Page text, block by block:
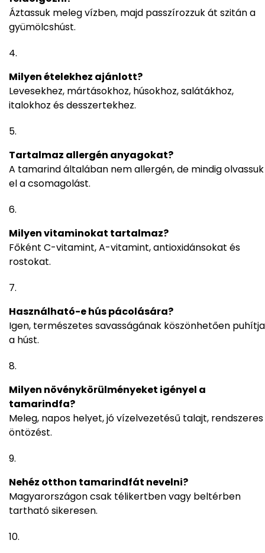
Áztassuk meleg vízben, majd passzírozzuk át szitán a
gyümölcshúst.
Milyen ételekhez ajánlott?
Levesekhez, mártásokhoz, húsokhoz, salátákhoz,
italokhoz és desszertekhez.
Tartalmaz allergén anyagokat?
A tamarind általában nem allergén, de mindig olvassuk
el a csomagolást.
Milyen vitaminokat tartalmaz?
Főként C-vitamint, A-vitamint, antioxidánsokat és
rostokat.
Használható-e hús pácolására?
Igen, természetes savasságának köszönhetően puhítja
a húst.
Milyen növénykörülményeket igényel a
tamarindfa?
Meleg, napos helyet, jó vízelvezetésű talajt, rendszeres
öntözést.
Nehéz otthon tamarindfát nevelni?
Magyarországon csak télikertben vagy beltérben
tartható sikeresen.